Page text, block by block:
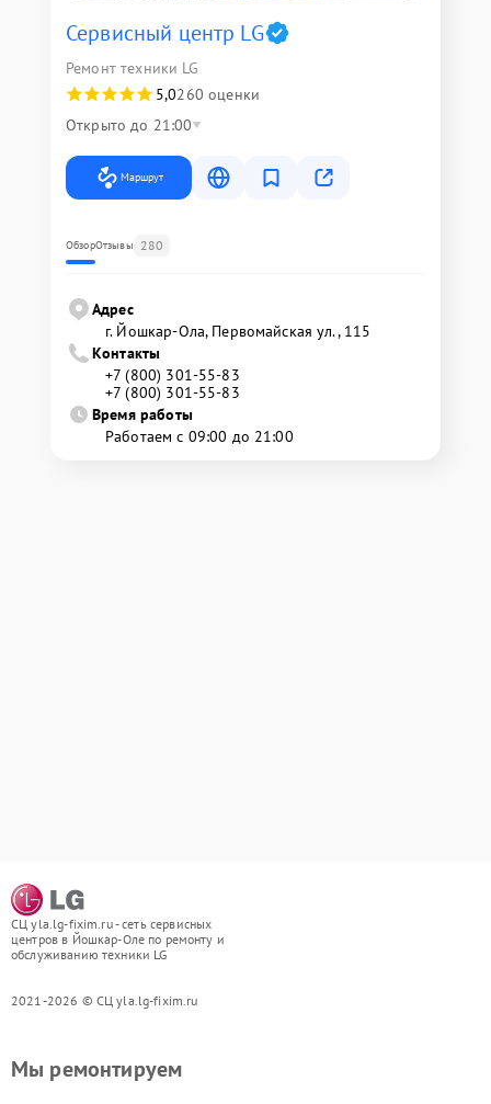
Сервисный центр LG
Ремонт техники LG
5,0260 оценки
Открыто до 21:00
Маршрут
ОбзорОтзывы 280
Адрес
г. Йошкар-Ола, Первомайская ул., 115
Контакты
+7 (800) 301-55-83
+7 (800) 301-55-83
Время работы
Работаем с 09:00 до 21:00
СЦ yla.lg-fixim.ru - сеть сервисных
центров в Йошкар-Оле по ремонту и
обслуживанию техники LG
2021-2026 © СЦ yla.lg-fixim.ru
Мы ремонтируем